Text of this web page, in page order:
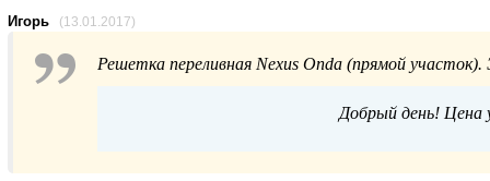
Игорь (13.01.2017)
Решетка переливная Nexus Onda (прямой
Добрый день! Цена